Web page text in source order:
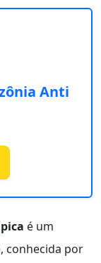
Anti
é um
conhecida por